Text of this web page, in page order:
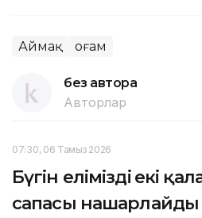
Аймақ Қоғам
без автора
Авторлар
07:30, 06 Тамыз 2026
Бүгін еліміздің екі
сапасы нашарлайды